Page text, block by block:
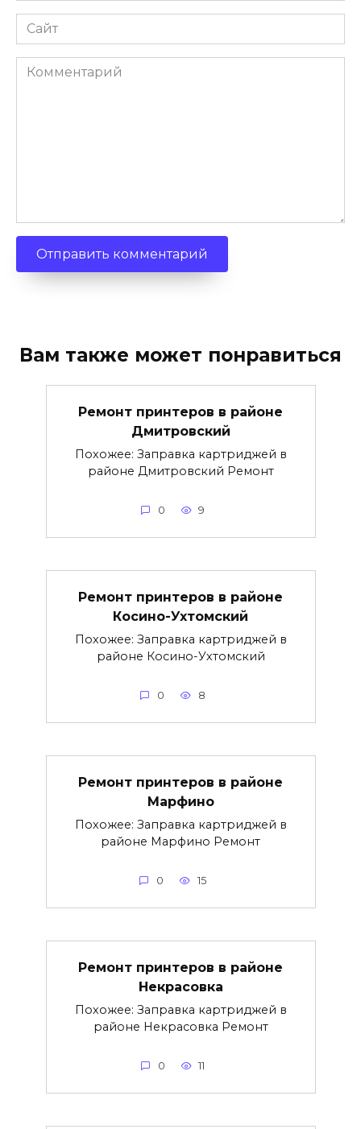
Сайт
Комментарий
Вам также может понравиться
Ремонт принтеров в районе
Дмитровский
Похожее: Заправка картриджей в
районе Дмитровский Ремонт
0 9
Ремонт принтеров в районе
Косино-Ухтомский
Похожее: Заправка картриджей в
районе Косино-Ухтомский
0 8
Ремонт принтеров в районе
Марфино
Похожее: Заправка картриджей в
районе Марфино Ремонт
0 15
Ремонт принтеров в районе
Некрасовка
Похожее: Заправка картриджей в
районе Некрасовка Ремонт
0 11